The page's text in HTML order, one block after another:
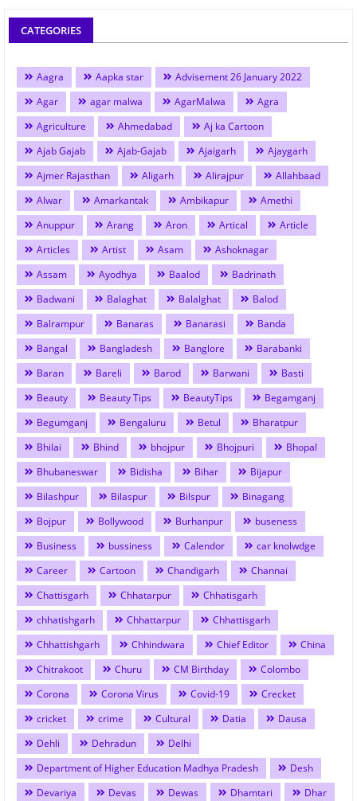
CATEGORIES
Aagra Aapka star
Advisement 26 January 2022
Agar
agar malwa AgarMalwa
Agra
Agriculture
Ahmedabad
Aj ka Cartoon
Ajab Gajab
Ajab-Gajab Ajaigarh
Ajaygarh
Ajmer Rajasthan
Aligarh Alirajpur
Allahbaad
Alwar
Amarkantak Ambikapur
Amethi
Anuppur
Arang Aron Artical
Article
Articles
Artist Asam
Ashoknagar
Assam
Ayodhya Baalod
Badrinath
Badwani
Balaghat Balalghat
Balod
Balrampur
Banaras Banarasi
Banda
Bangal
Bangladesh Banglore
Barabanki
Baran
Bareli Barod Barwani
Basti
Beauty
Beauty Tips BeautyTips
Begamganj
Begumganj
Bengaluru Betul
Bharatpur
Bhilai
Bhind bhojpur Bhojpuri
Bhopal
Bhubaneswar
Bidisha Bihar
Bijapur
Bilashpur
Bilaspur Bilspur
Binagang
Bojpur
Bollywood Burhanpur
buseness
Business
bussiness Calendor
car knolwdge
Career
Cartoon Chandigarh
Channai
Chattisgarh
Chhatarpur
Chhatisgarh
chhatishgarh
Chhattarpur
Chhattisgarh
Chhattishgarh
Chhindwara Chief Editor
China
Chitrakoot
Churu CM Birthday
Colombo
Corona
Corona Virus Covid-19
Crecket
cricket
crime Cultural Datia
Dausa
Dehli
Dehradun
Delhi
Department of Higher Education Madhya Pradesh
Desh
Devariya
Devas Dewas Dhamtari Dhar